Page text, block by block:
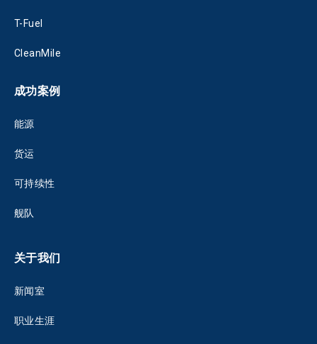
T-Fuel
CleanMile
成功案例
能源
货运
可持续性
舰队
关于我们
新闻室
职业生涯